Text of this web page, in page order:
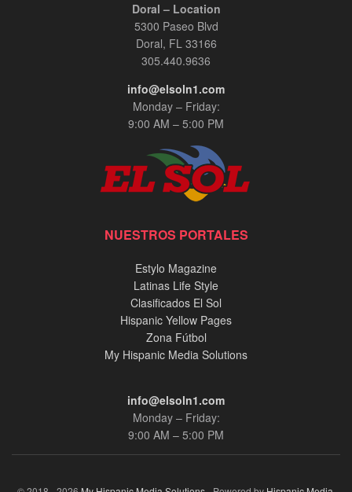
Doral – Location
5300 Paseo Blvd
Doral, FL 33166
305.440.9636
info@elsoln1.com
Monday – Friday:
9:00 AM – 5:00 PM
NUESTROS PORTALES
Estylo Magazine
Latinas Life Style
Clasificados El Sol
Hispanic Yellow Pages
Zona Fútbol
My Hispanic Media Solutions
info@elsoln1.com
Monday – Friday:
9:00 AM – 5:00 PM